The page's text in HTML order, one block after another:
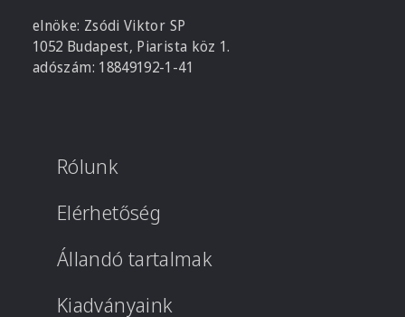
elnöke: Zsódi Viktor SP
1052 Budapest, Piarista köz 1.
adószám: 18849192-1-41
Rólunk
Elérhetőség
Állandó tartalmak
Kiadványaink